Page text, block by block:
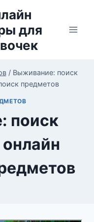
для
/ Выживание: поиск
предметов
поиск